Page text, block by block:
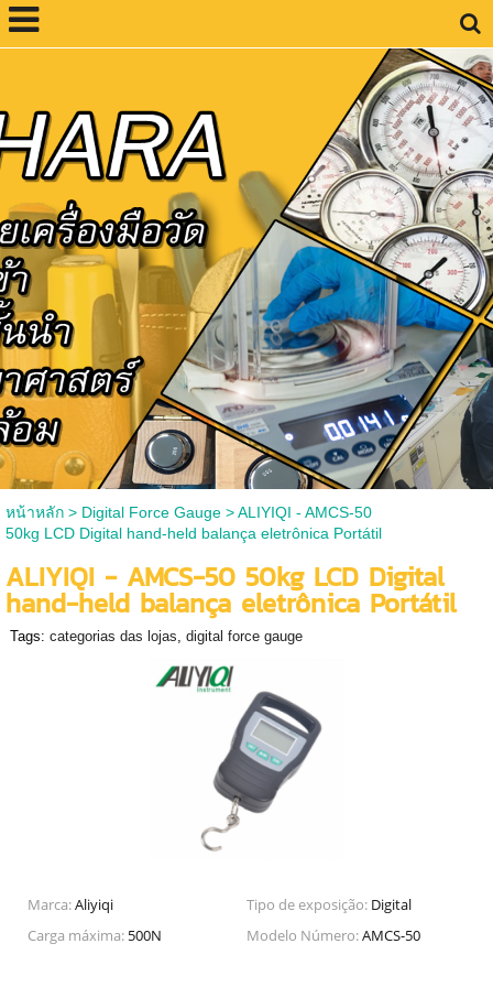
หน้าหลัก> Digital Force Gauge>ALIYIQI - AMCS-50
50kg LCD Digital hand-held balança eletrônica Portátil
ALIYIQI - AMCS-50 50kg LCD Digital
hand-held balança eletrônica Portátil
Tags: categorias das lojas, digital force gauge
Marca:Aliyiqi Tipo de exposição: Digital
Carga máxima: 500N Modelo Número:AMCS-50